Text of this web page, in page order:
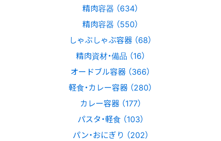
精肉容器 （634）
精肉容器 （550）
しゃぶしゃぶ容器 （68）
精肉資材・備品 （16）
オードブル容器 （366）
軽食・カレー容器 （280）
カレー容器 （177）
パスタ・軽食 （103）
パン・おにぎり （202）